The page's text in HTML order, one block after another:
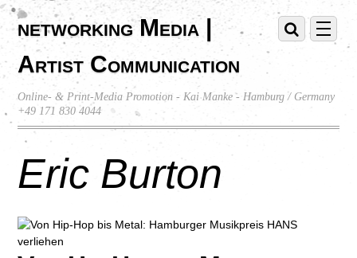
networking Media |
Artist Communication
Online- & Print-Media Promotion - Kai Manke - Hamburg / Germany
+49 171 830 4044
Eric Burton